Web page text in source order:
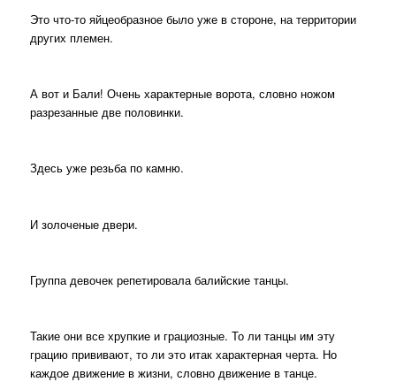
Это что-то яйцеобразное было уже в стороне, на территории
других племен.
А вот и Бали! Очень характерные ворота, словно ножом
разрезанные две половинки.
Здесь уже резьба по камню.
И золоченые двери.
Группа девочек репетировала балийские танцы.
Такие они все хрупкие и грациозные. То ли танцы им эту
грацию прививают, то ли это итак характерная черта. Но
каждое движение в жизни, словно движение в танце.